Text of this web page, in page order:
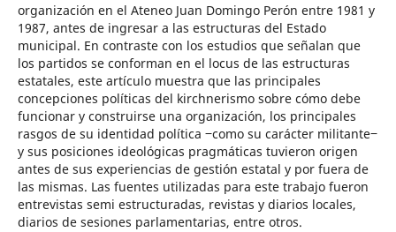
organización en el Ateneo Juan Domingo Perón entre 1981 y
1987, antes de ingresar a las estructuras del Estado
municipal. En contraste con los estudios que señalan que
los partidos se conforman en el locus de las estructuras
estatales, este artículo muestra que las principales
concepciones políticas del kirchnerismo sobre cómo debe
funcionar y construirse una organización, los principales
rasgos de su identidad política ‒como su carácter militante‒
y sus posiciones ideológicas pragmáticas tuvieron origen
antes de sus experiencias de gestión estatal y por fuera de
las mismas. Las fuentes utilizadas para este trabajo fueron
entrevistas semi estructuradas, revistas y diarios locales,
diarios de sesiones parlamentarias, entre otros.